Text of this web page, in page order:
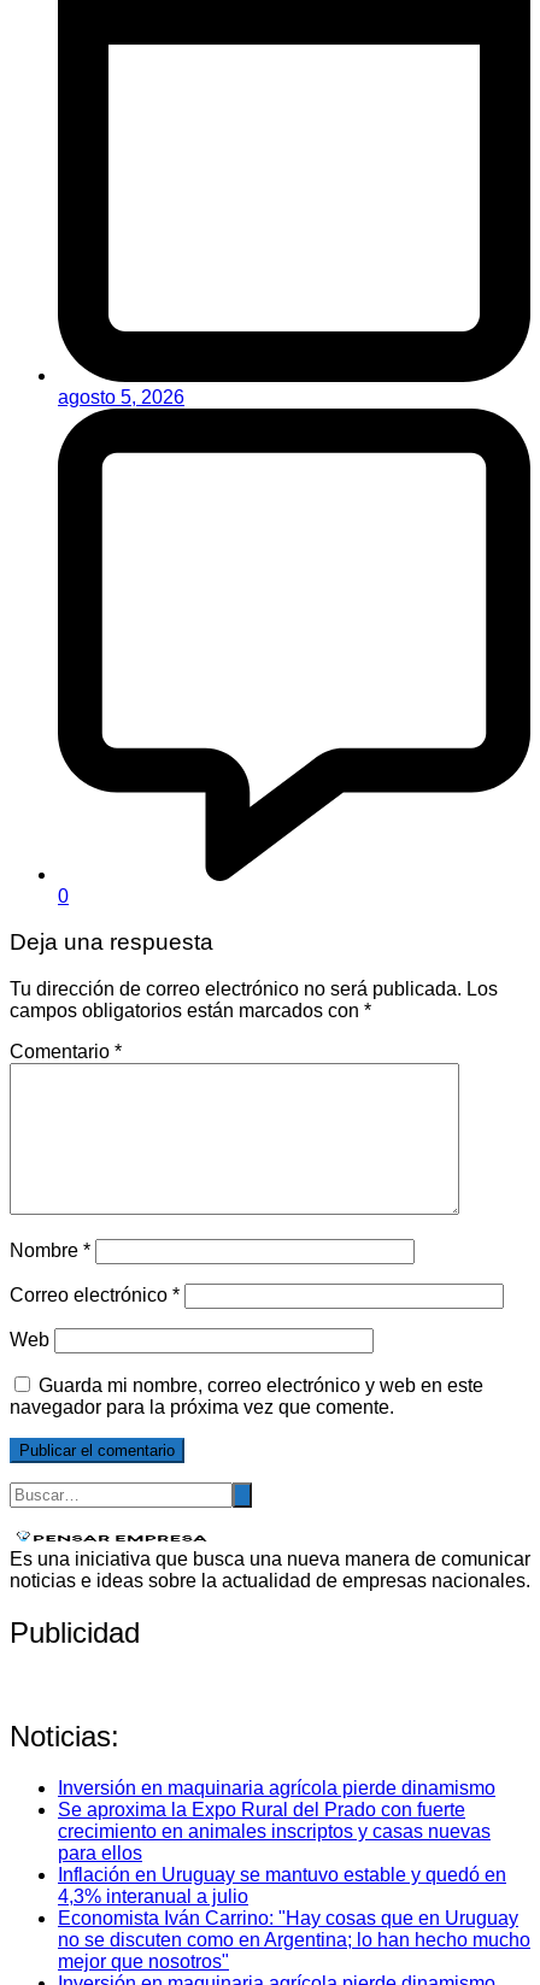
agosto 5, 2026
0
Deja una respuesta
Tu dirección de correo electrónico no será publicada. Los
campos obligatorios están marcados con *
Comentario *
Nombre *
Correo electrónico *
Web
Guarda mi nombre, correo electrónico y web en este
navegador para la próxima vez que comente.
Es una iniciativa que busca una nueva manera de comunicar
noticias e ideas sobre la actualidad de empresas nacionales.
Publicidad
Noticias:
Inversión en maquinaria agrícola pierde dinamismo
Se aproxima la Expo Rural del Prado con fuerte
crecimiento en animales inscriptos y casas nuevas
para ellos
Inflación en Uruguay se mantuvo estable y quedó en
4,3% interanual a julio
Economista Iván Carrino: "Hay cosas que en Uruguay
no se discuten como en Argentina; lo han hecho mucho
mejor que nosotros"